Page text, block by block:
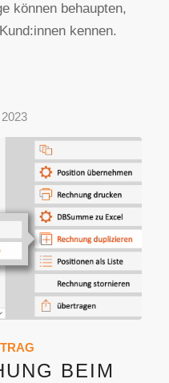
können behaupten,
kennen.
BEIM